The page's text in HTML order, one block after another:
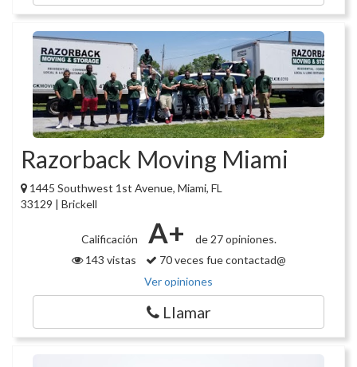
Razorback Moving Miami
1445 Southwest 1st Avenue, Miami, FL
33129 | Brickell
Calificación A+
de 27 opiniones.
143 vistas
70 veces fue contactad@
Ver opiniones
Llamar